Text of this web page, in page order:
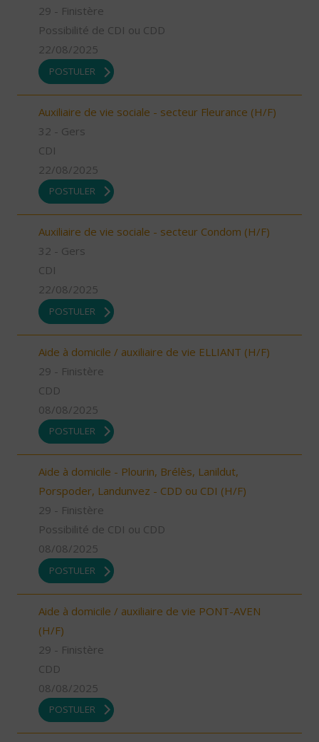
29 - Finistère
Possibilité de CDI ou CDD
22/08/2025
POSTULER
Auxiliaire de vie sociale - secteur Fleurance (H/F)
32 - Gers
CDI
22/08/2025
POSTULER
Auxiliaire de vie sociale - secteur Condom (H/F)
32 - Gers
CDI
22/08/2025
POSTULER
Aide à domicile / auxiliaire de vie ELLIANT (H/F)
29 - Finistère
CDD
08/08/2025
POSTULER
Aide à domicile - Plourin, Brélès, Lanildut,
Porspoder, Landunvez - CDD ou CDI (H/F)
29 - Finistère
Possibilité de CDI ou CDD
08/08/2025
POSTULER
Aide à domicile / auxiliaire de vie PONT-AVEN
(H/F)
29 - Finistère
CDD
08/08/2025
POSTULER